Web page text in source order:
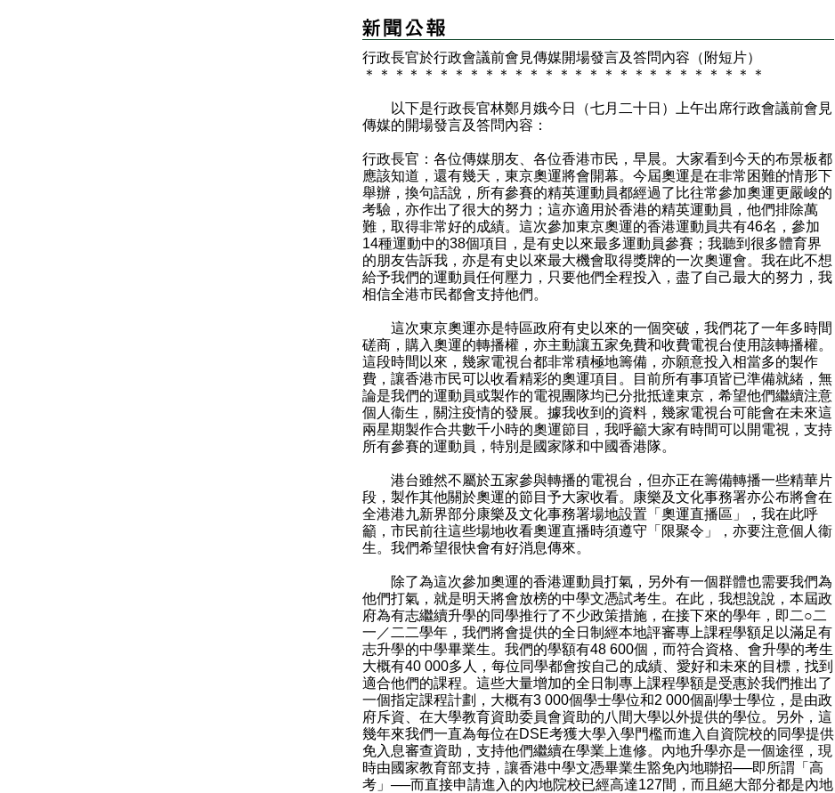
​行政長官於行政會議前會見傳媒開場發言及答問內容（附短片）
＊
＊ ＊ ＊ ＊ ＊ ＊ ＊ ＊ ＊ ＊ ＊ ＊ ＊ ＊ ＊ ＊ ＊ ＊ ＊ ＊ ＊ ＊ ＊ ＊ ＊ ＊
以下是行政長官林鄭月娥今日（七月二十日）上午出席行政會議前會見
傳媒的開場發言及答問內容：
行政長官：各位傳媒朋友、各位香港市民，早晨。大家看到今天的布景板都
應該知道，還有幾天，東京奧運將會開幕。今屆奧運是在非常困難的情形下
舉辦，換句話說，所有參賽的精英運動員都經過了比往常參加奧運更嚴峻的
考驗，亦作出了很大的努力；這亦適用於香港的精英運動員，他們排除萬
難，取得非常好的成績。這次參加東京奧運的香港運動員共有46名，參加
14種運動中的38個項目，是有史以來最多運動員參賽；我聽到很多體育界
的朋友告訴我，亦是有史以來最大機會取得獎牌的一次奧運會。我在此不想
給予我們的運動員任何壓力，只要他們全程投入，盡了自己最大的努力，我
相信全港市民都會支持他們。
這次東京奧運亦是特區政府有史以來的一個突破，我們花了一年多時間
磋商，購入奧運的轉播權，亦主動讓五家免費和收費電視台使用該轉播權。
這段時間以來，幾家電視台都非常積極地籌備，亦願意投入相當多的製作
費，讓香港市民可以收看精彩的奧運項目。目前所有事項皆已準備就緒，無
論是我們的運動員或製作的電視團隊均已分批抵達東京，希望他們繼續注意
個人衞生，關注疫情的發展。據我收到的資料，幾家電視台可能會在未來這
兩星期製作合共數千小時的奧運節目，我呼籲大家有時間可以開電視，支持
所有參賽的運動員，特別是國家隊和中國香港隊。
港台雖然不屬於五家參與轉播的電視台，但亦正在籌備轉播一些精華片
段，製作其他關於奧運的節目予大家收看。康樂及文化事務署亦公布將會在
全港港九新界部分康樂及文化事務署場地設置「奧運直播區」，我在此呼
籲，市民前往這些場地收看奧運直播時須遵守「限聚令」，亦要注意個人衞
生。我們希望很快會有好消息傳來。
除了為這次參加奧運的香港運動員打氣，另外有一個群體也需要我們為
他們打氣，就是明天將會放榜的中學文憑試考生。在此，我想說說，本屆政
府為有志繼續升學的同學推行了不少政策措施，在接下來的學年，即二○二
一／二二學年，我們將會提供的全日制經本地評審專上課程學額足以滿足有
志升學的中學畢業生。我們的學額有48 600個，而符合資格、會升學的考生
大概有40 000多人，每位同學都會按自己的成績、愛好和未來的目標，找到
適合他們的課程。這些大量增加的全日制專上課程學額是受惠於我們推出了
一個指定課程計劃，大概有3 000個學士學位和2 000個副學士學位，是由政
府斥資、在大學教育資助委員會資助的八間大學以外提供的學位。另外，這
幾年來我們一直為每位在DSE考獲大學入學門檻而進入自資院校的同學提供
免入息審查資助，支持他們繼續在學業上進修。內地升學亦是一個途徑，現
時由國家教育部支持，讓香港中學文憑畢業生豁免內地聯招──即所謂「高
考」──而直接申請進入的內地院校已經高達127間，而且絕大部分都是內地